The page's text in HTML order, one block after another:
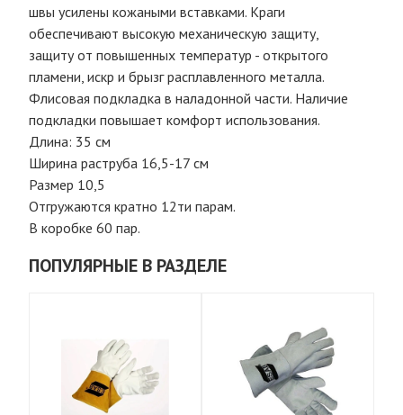
швы усилены кожаными вставками. Краги
обеспечивают высокую механическую защиту,
защиту от повышенных температур - открытого
пламени, искр и брызг расплавленного металла.
Флисовая подкладка в наладонной части. Наличие
подкладки повышает комфорт использования.
Длина: 35 см
Ширина раструба 16,5-17 см
Размер 10,5
Отгружаются кратно 12ти парам.
В коробке 60 пар.
ПОПУЛЯРНЫЕ В РАЗДЕЛЕ